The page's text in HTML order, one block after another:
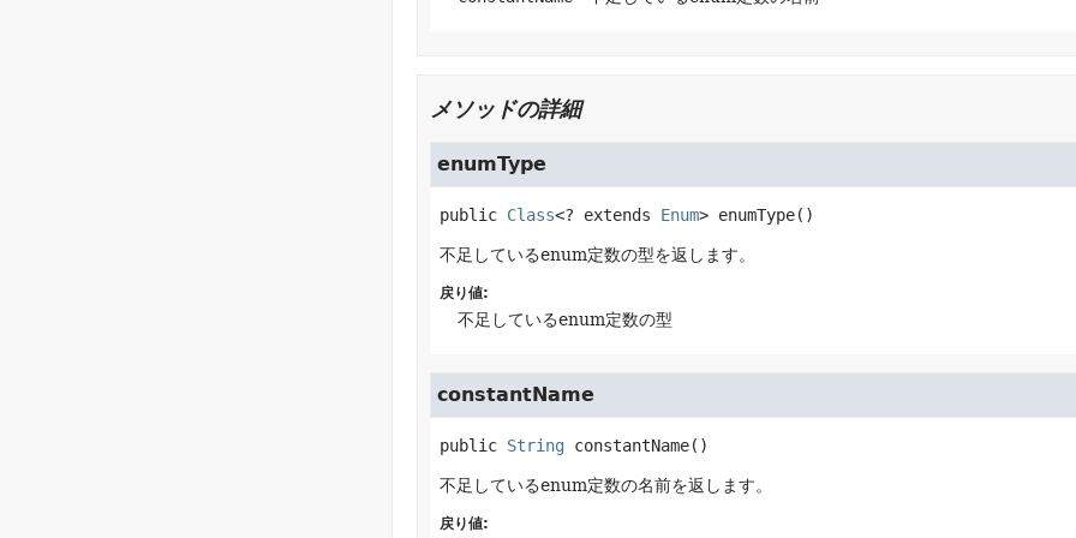
メソッドの詳細
enumType
public Class<? extends Enum> enumType()
不足しているenum定数の型を返します。
戻り値:
不足しているenum定数の型
constantName
public String constantName()
不足しているenum定数の名前を返します。
戻り値: